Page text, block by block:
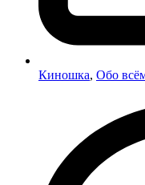
Киношка, Обо